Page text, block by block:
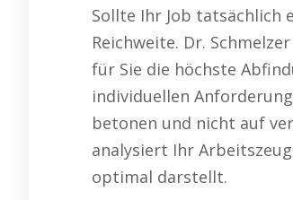
Sollte Ihr Job tatsächlich
Reichweite. Dr.
für Sie die höchste
individuellen
betonen und nicht auf
analysiert Ihr
optimal darstellt.